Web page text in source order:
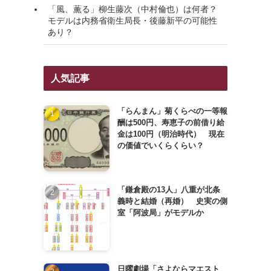
「風、薫る」柳生藤次（中村倫也）は何者？
モデルは内務省衛生局長・後藤新平の可能性
あり？
人気記事
「らんまん」菊くらべの一等報
酬は500円、寿恵子の前借り給
金は100円（明治時代） 現在
の価値でいくらくらい？
「鎌倉殿の13人」八重が北条
義時と結婚（再婚） 史実の側
室「阿波局」がモデルか
日曜劇場「さよならマエスト